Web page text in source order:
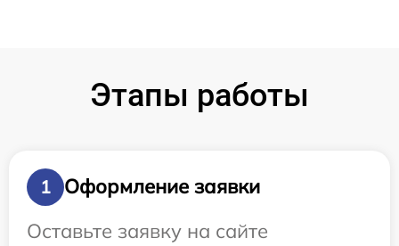
Этапы работы
1
Оформление заявки
Оставьте заявку на сайте